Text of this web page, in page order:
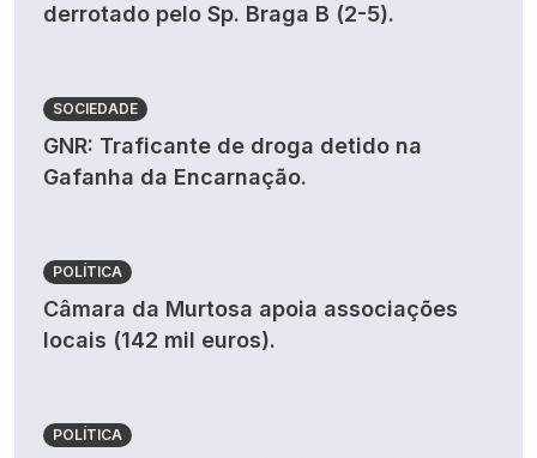
derrotado pelo Sp. Braga B (2-5).
SOCIEDADE
GNR: Traficante de droga detido na
Gafanha da Encarnação.
POLÍTICA
Câmara da Murtosa apoia associações
locais (142 mil euros).
POLÍTICA